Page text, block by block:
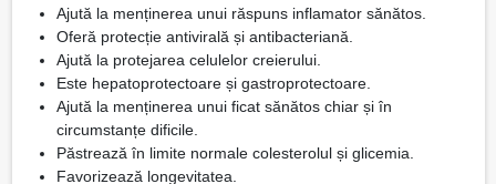
Ajută la menținerea unui răspuns inflamator sănătos.
Oferă protecție antivirală și antibacteriană.
Ajută la protejarea celulelor creierului.
Este hepatoprotectoare și gastroprotectoare.
Ajută la menținerea unui ficat sănătos chiar și în
circumstanțe dificile.
Păstrează în limite normale colesterolul și glicemia.
Favorizează longevitatea.